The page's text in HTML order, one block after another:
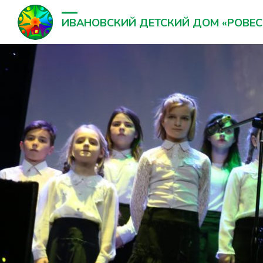
ИВАНОВСКИЙ ДЕТСКИЙ ДОМ